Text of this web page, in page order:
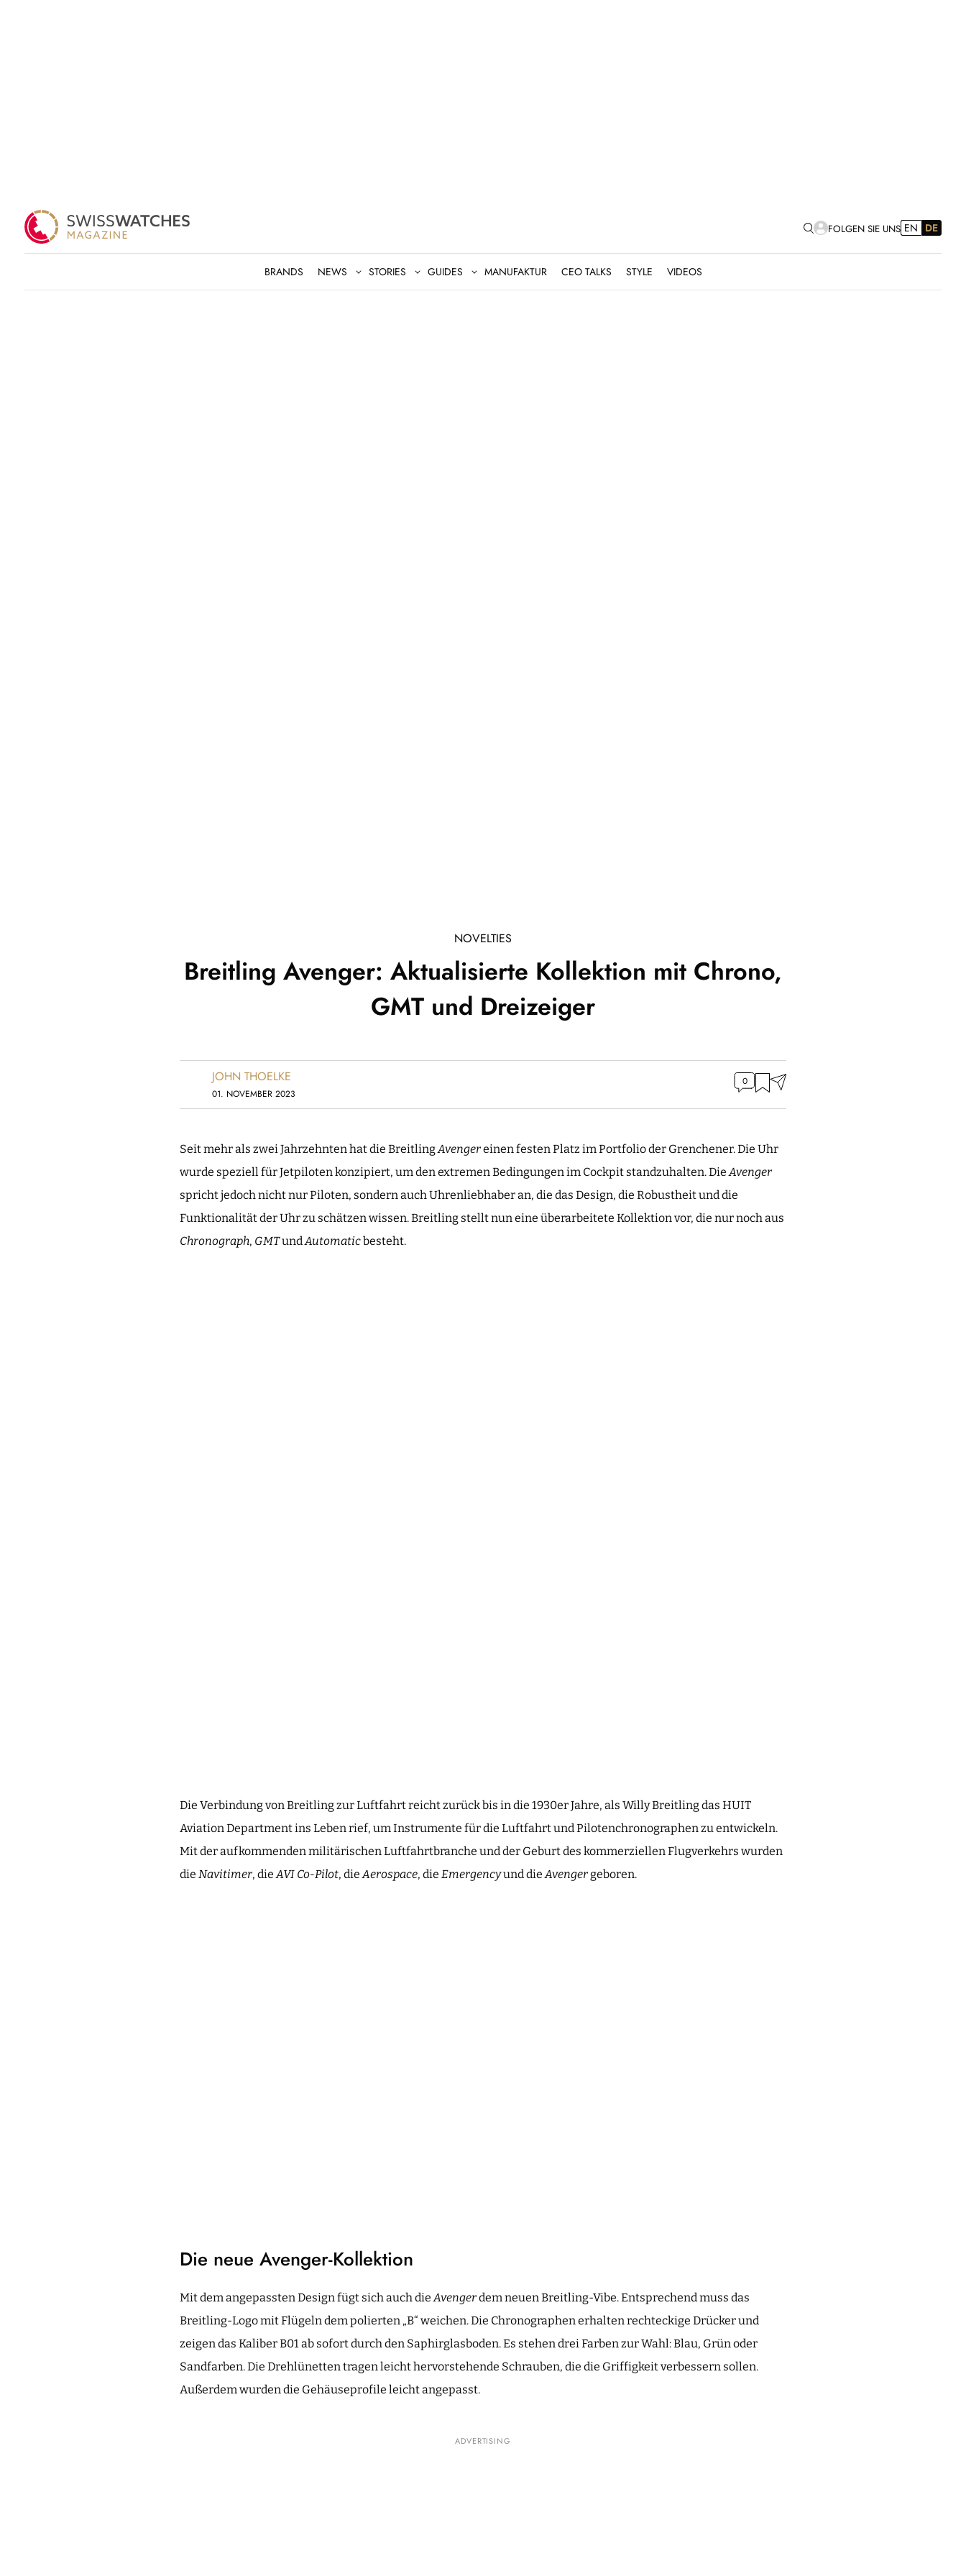
FOLGEN SIE UNS EN DE
BRANDS NEWS STORIES GUIDES MANUFAKTUR CEO TALKS STYLE VIDEOS
NOVELTIES
Breitling Avenger: Aktualisierte Kollektion mit Chrono,
GMT und Dreizeiger
JOHN THOELKE
01. NOVEMBER 2023
0
Seit mehr als zwei Jahrzehnten hat die BreitlingAvengereinen festen Platz im Portfolio der Grenchener. Die Uhr
wurde speziell für Jetpiloten konzipiert, um den extremen Bedingungen im Cockpit standzuhalten. DieAvenger
spricht jedoch nicht nur Piloten, sondern auch Uhrenliebhaber an, die das Design, die Robustheit und die
Funktionalität der Uhr zu schätzen wissen. Breitling stellt nun eine überarbeitete Kollektion vor, die nur noch aus
Chronograph, GMTundAutomaticbesteht.
Die Verbindung von Breitling zur Luftfahrt reicht zurück bis in die 1930er Jahre, als Willy Breitling das HUIT
Aviation Department ins Leben rief, um Instrumente für die Luftfahrt und Pilotenchronographen zu entwickeln.
Mit der aufkommenden militärischen Luftfahrtbranche und der Geburt des kommerziellen Flugverkehrs wurden
die Navitimer, dieAVI Co-Pilot, dieAerospace, die Emergencyund dieAvengergeboren.
Die neue Avenger-Kollektion
Mit dem angepassten Design fügt sich auch dieAvengerdem neuen Breitling-Vibe. Entsprechend muss das
Breitling-Logo mit Flügeln dem polierten „B“ weichen. Die Chronographen erhalten rechteckige Drücker und
zeigen das Kaliber B01 ab sofort durch den Saphirglasboden. Es stehen drei Farben zur Wahl: Blau, Grün oder
Sandfarben. Die Drehlünetten tragen leicht hervorstehende Schrauben, die die Griffigkeit verbessern sollen.
Außerdem wurden die Gehäuseprofile leicht angepasst.
ADVERTISING